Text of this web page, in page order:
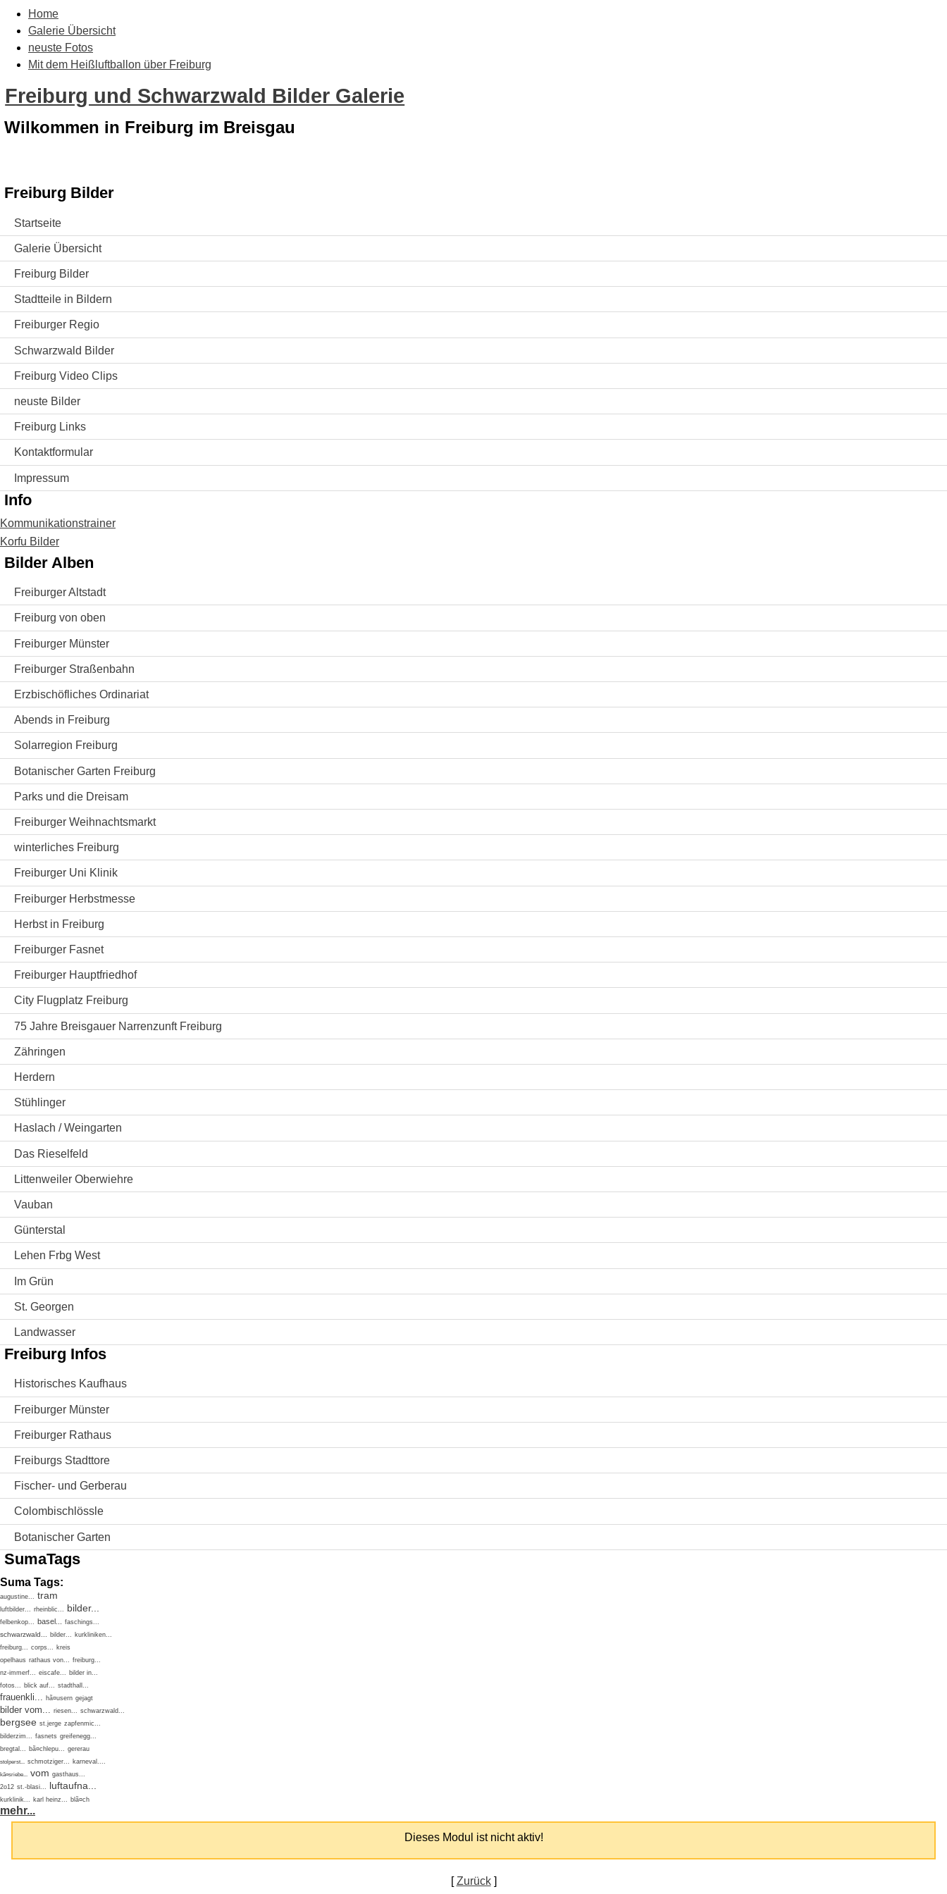
Home
Galerie Übersicht
neuste Fotos
Mit dem Heißluftballon über Freiburg
Freiburg und Schwarzwald Bilder Galerie
Wilkommen in Freiburg im Breisgau
Freiburg Bilder
Startseite
Galerie Übersicht
Freiburg Bilder
Stadtteile in Bildern
Freiburger Regio
Schwarzwald Bilder
Freiburg Video Clips
neuste Bilder
Freiburg Links
Kontaktformular
Impressum
Info
Kommunikationstrainer
Korfu Bilder
Bilder Alben
Freiburger Altstadt
Freiburg von oben
Freiburger Münster
Freiburger Straßenbahn
Erzbischöfliches Ordinariat
Abends in Freiburg
Solarregion Freiburg
Botanischer Garten Freiburg
Parks und die Dreisam
Freiburger Weihnachtsmarkt
winterliches Freiburg
Freiburger Uni Klinik
Freiburger Herbstmesse
Herbst in Freiburg
Freiburger Fasnet
Freiburger Hauptfriedhof
City Flugplatz Freiburg
75 Jahre Breisgauer Narrenzunft Freiburg
Zähringen
Herdern
Stühlinger
Haslach / Weingarten
Das Rieselfeld
Littenweiler Oberwiehre
Vauban
Günterstal
Lehen Frbg West
Im Grün
St. Georgen
Landwasser
Freiburg Infos
Historisches Kaufhaus
Freiburger Münster
Freiburger Rathaus
Freiburgs Stadttore
Fischer- und Gerberau
Colombischlössle
Botanischer Garten
SumaTags
Suma Tags:
augustine... tram
luftbilder... rheinblic... bilder...
felbenkop... basel... faschings...
schwarzwald... bilder... kurkliniken...
freiburg... corps... kreis
opelhaus rathaus von... freiburg...
nz-immerf... eiscafe... bilder in...
fotos... blick auf... stadthall...
frauenkli... hã¤usern gejagt
bilder vom... riesen... schwarzwald...
bergsee st.jerge zapfenmic...
bilderzim... fasnets greifenegg...
bregtal... bã¤chlepu... gererau
stolperst... schmotziger... karneval....
kã¤sriebe... vom gasthaus...
2o12 st.-blasi... luftaufna...
kurklinik... karl heinz... blã¤ch
mehr...
Dieses Modul ist nicht aktiv!
Zurück]